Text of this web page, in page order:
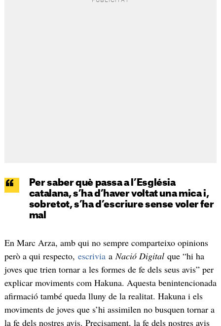
Per saber què passa a l’Església
catalana, s’ha d’haver voltat una mica i,
sobretot, s’ha d’escriure sense voler fer
mal
En Marc Arza, amb qui no sempre comparteixo opinions
però a qui respecto, escriviaa Nació Digitalque “hi ha
joves que trien tornar a les formes de fe dels seus avis” per
explicar moviments com Hakuna. Aquesta benintencionada
afirmació també queda lluny de la realitat. Hakuna i els
moviments de joves que s’hi assimilen no busquen tornar a
la fe dels nostres avis. Precisament, la fe dels nostres avis